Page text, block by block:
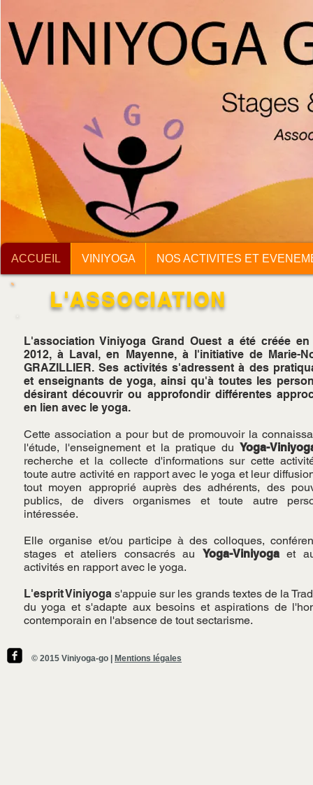
ACCUEIL VINIYOGA NOS ACTIVITES ET
L'association Viniyoga Grand Ouest a été créée en
2012, à Laval, en Mayenne, à l'initiative de Marie-
GRAZILLIER. Ses activités s'adressent à des
et enseignants de yoga, ainsi qu'à toutes les
désirant découvrir ou approfondir différentes
en lien avec le yoga.
Cette association a pour but de promouvoir la
l'étude, l'enseignement et la pratique du Yoga-
recherche et la collecte d'informations sur cette
toute autre activité en rapport avec le yoga et leur
tout moyen approprié auprès des adhérents, des
publics, de divers organismes et toute autre
intéressée.
Elle organise et/ou participe à des colloques,
stages et ateliers consacrés au Yoga-Viniyogaet
activités en rapport avec le yoga.
L'esprit Viniyoga s'appuie sur les grands textes de la
du yoga et s'adapte aux besoins et aspirations de
contemporain en l'absence de tout sectarisme.
L'ASSOCIATION
© 2015 Viniyoga-go | Mentions légales